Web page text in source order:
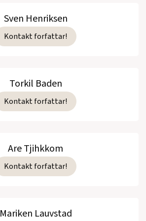
Sven Henriksen
Kontakt forfattar!
Torkil Baden
Kontakt forfattar!
Are Tjihkkom
Kontakt forfattar!
Mariken Lauvstad